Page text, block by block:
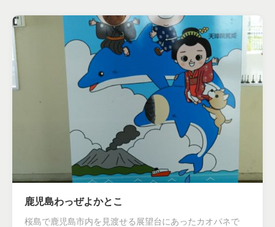
鹿児島わっぜよかとこ
桜島で鹿児島市内を見渡せる展望台にあったカオパネで